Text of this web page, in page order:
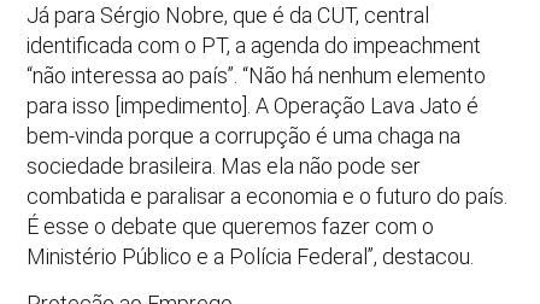
Já para Sérgio Nobre, que é da CUT, central
identificada com o PT, a agenda do impeachment
“não interessa ao país”. “Não há nenhum elemento
para isso [impedimento]. A Operação Lava Jato é
bem-vinda porque a corrupção é uma chaga na
sociedade brasileira. Mas ela não pode ser
combatida e paralisar a economia e o futuro do país.
É esse o debate que queremos fazer com o
Ministério Público e a Polícia Federal”, destacou.